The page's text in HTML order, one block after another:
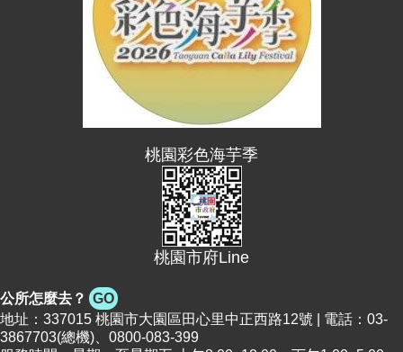
桃園彩色海芋季
桃園市府Line
公所怎麼去？ GO
地址：337015 桃園市大園區田心里中正西路12號 | 電話：03-
3867703(總機)、0800-083-399